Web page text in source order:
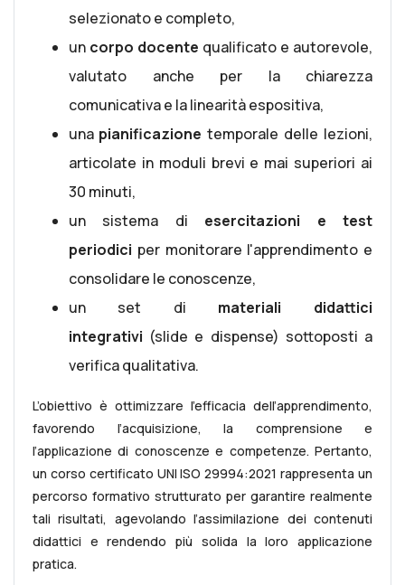
selezionato e completo,
un corpo docente qualificato e autorevole,
valutato anche per la chiarezza
comunicativa e la linearità espositiva,
una pianificazione temporale delle lezioni,
articolate in moduli brevi e mai superiori ai
30 minuti,
un sistema di esercitazioni e test
periodici per monitorare l'apprendimento e
consolidare le conoscenze,
un set di materiali didattici
integrativi (slide e dispense) sottoposti a
verifica qualitativa.
L’obiettivo è ottimizzare l’efficacia dell’apprendimento,
favorendo l’acquisizione, la comprensione e
l’applicazione di conoscenze e competenze. Pertanto,
un corso certificato UNI ISO 29994:2021 rappresenta un
percorso formativo strutturato per garantire realmente
tali risultati, agevolando l’assimilazione dei contenuti
didattici e rendendo più solida la loro applicazione
pratica.